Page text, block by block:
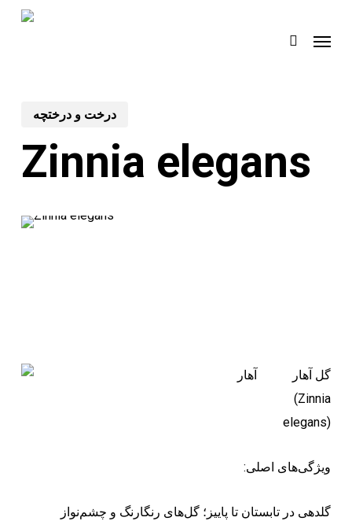
Skip
search
درخت و درختچه
Zinnia elegans
گل آهار
(Zinnia
elegans)
:ویژگی‌های اصلی
گلدهی در تابستان تا پاییز؛ گل‌های رنگارنگ و چشم‌نواز